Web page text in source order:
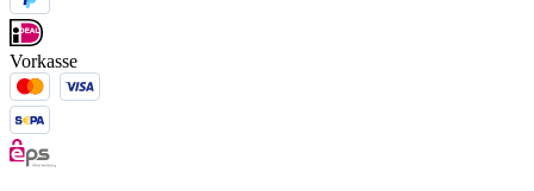
Vorkasse